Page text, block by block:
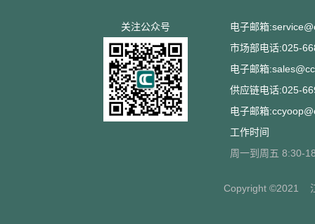
关注公众号
电子邮箱
市场部电话:025-
电子邮箱
供应链电话:025-
电子邮箱
工作时间
周一到周五 8:30-
Copyright ©2021